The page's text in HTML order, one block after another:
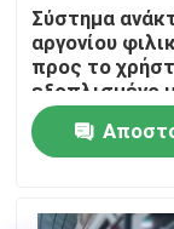
Ζητήστε μια
Παραγωγοί
Γεννήτρια
Σύστημα
αργονίου
προς το
εξοπλισμένο
τηλεοπτική